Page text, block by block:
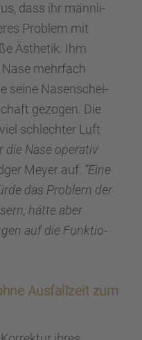
dass ihr männli­
Problem mit
Ästhe­tik. Ihm
mehrfach
seine Nasen­schei­
gezogen. Die
schlech­ter Luft
die Nase opera­tiv
Meyer auf. “Eine
das Problem der
hätte aber
auf die Funktio­
Ausfall­zeit zum